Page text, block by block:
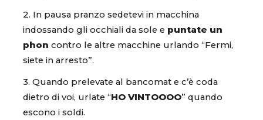
2. In pausa pranzo sedetevi in macchina
indossando gli occhiali da sole e puntate un
phon contro le altre macchine urlando “Fermi,
siete in arresto”.
3. Quando prelevate al bancomat e c’è coda
dietro di voi, urlate “HO VINTOOOO” quando
escono i soldi.